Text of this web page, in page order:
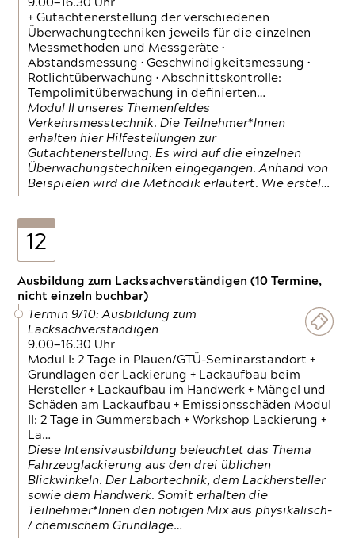
9.00—16.30 Uhr
+ Gutachtenerstellung der verschiedenen
Überwachungtechniken jeweils für die einzelnen
Messmethoden und Messgeräte •
Abstandsmessung • Geschwindigkeitsmessung •
Rotlichtüberwachung • Abschnittskontrolle:
Tempolimitüberwachung in definierten…
Modul II unseres Themenfeldes
Verkehrsmesstechnik. Die Teilnehmer*Innen
erhalten hier Hilfestellungen zur
Gutachtenerstellung. Es wird auf die einzelnen
Überwachungstechniken eingegangen. Anhand von
Beispielen wird die Methodik erläutert. Wie erstel…
12
Ausbildung zum Lacksachverständigen (10 Termine,
nicht einzeln buchbar)
Termin 9/10: Ausbildung zum
Lacksachverständigen
9.00—16.30 Uhr
Modul I: 2 Tage in Plauen/GTÜ-Seminarstandort +
Grundlagen der Lackierung + Lackaufbau beim
Hersteller + Lackaufbau im Handwerk + Mängel und
Schäden am Lackaufbau + Emissionsschäden Modul
II: 2 Tage in Gummersbach + Workshop Lackierung +
La…
Diese Intensivausbildung beleuchtet das Thema
Fahrzeuglackierung aus den drei üblichen
Blickwinkeln. Der Labortechnik, dem Lackhersteller
sowie dem Handwerk. Somit erhalten die
Teilnehmer*Innen den nötigen Mix aus physikalisch-
/ chemischem Grundlage…